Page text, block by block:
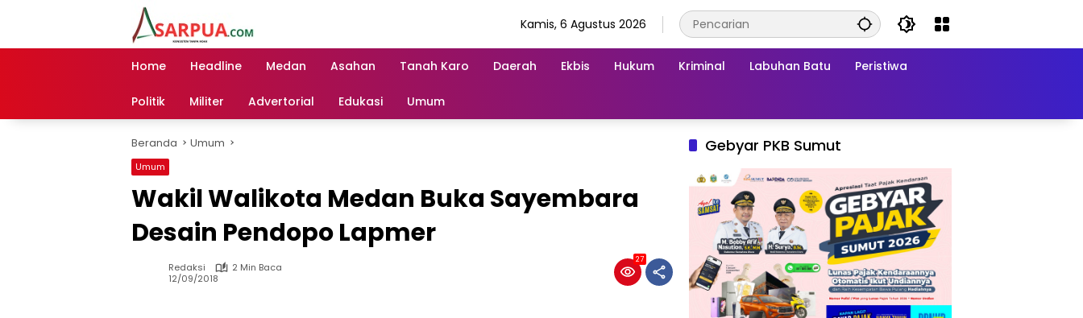
Kamis, 6 Agustus 2026
Home Headline Medan Asahan Tanah Karo Daerah Ekbis Hukum Kriminal Labuhan Batu Peristiwa
Politik Militer Advertorial Edukasi Umum
Beranda Umum
Umum
Wakil Walikota Medan Buka Sayembara
Desain Pendopo Lapmer
Redaksi
2 Min Baca
12/09/2018
27
Gebyar PKB Sumut